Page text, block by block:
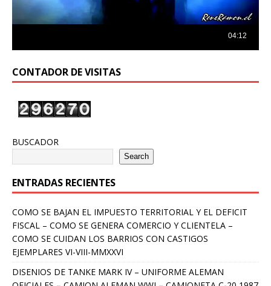
CONTADOR DE VISITAS
BUSCADOR
Search
ENTRADAS RECIENTES
COMO SE BAJAN EL IMPUESTO TERRITORIAL Y EL DEFICIT
FISCAL – COMO SE GENERA COMERCIO Y CLIENTELA –
COMO SE CUIDAN LOS BARRIOS CON CASTIGOS
EJEMPLARES VI-VIII-MMXXVI
DISENIOS DE TANKE MARK IV – UNIFORME ALEMAN